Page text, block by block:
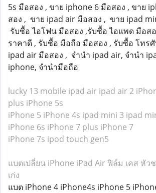
5s มือสอง , ขาย iphone 6 มือสอง , ขาย
สอง , ขาย ipad air มือสอง , ขาย ipad
รับซื้อ ไอโฟน มือสอง ,รับซื้อ ไอแพด มือส
ราคาดี , รับซื้อ มือถือ มือสอง , รับซื้อ โทร
ipad air มือสอง , จำนำ ipad air, จำนำ
iphone, จำนำมือถือ
lucky 13 mobile ipad air ipad air 2
plus iPhone 5s
iPhone 5 iPhone 4s ipad mini 3 ipad
iPhone 6s iPhone 7 plus iPhone 7
iPhone 7s ipod touch gen5
แบตเปลี่ยน iPhone iPad Air ฟิล์ม เคส หัว
เก่ง
แบต iPhone 4 iPhone4s iPhone 5